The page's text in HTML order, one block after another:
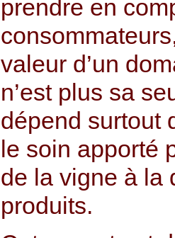
prendre en
valeur d’un
n’est plus sa
dépend surtout
le soin apporté
de la vigne à la
produits.